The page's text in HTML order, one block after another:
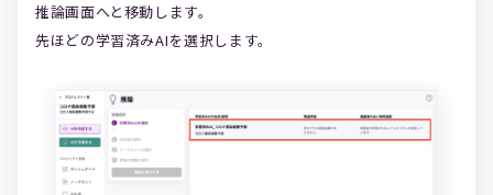
推論画面へと移動します。
先ほどの学習済みAIを選択します。